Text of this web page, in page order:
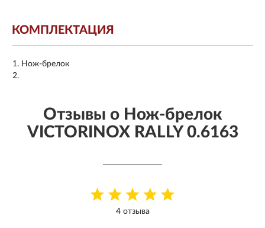
КОМПЛЕКТАЦИЯ
Нож-брелок
Отзывы о Нож-брелок
VICTORINOX RALLY 0.6163
4 отзыва